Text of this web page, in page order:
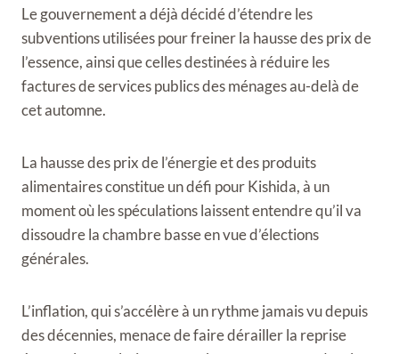
Le gouvernement a déjà décidé d’étendre les
subventions utilisées pour freiner la hausse des prix de
l’essence, ainsi que celles destinées à réduire les
factures de services publics des ménages au-delà de
cet automne.
La hausse des prix de l’énergie et des produits
alimentaires constitue un défi pour Kishida, à un
moment où les spéculations laissent entendre qu’il va
dissoudre la chambre basse en vue d’élections
générales.
L’inflation, qui s’accélère à un rythme jamais vu depuis
des décennies, menace de faire dérailler la reprise